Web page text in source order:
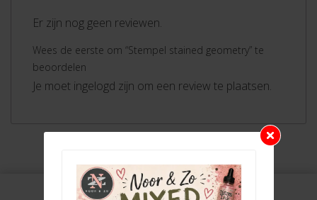
Er zijn nog geen reviewen.
Wees de eerste om “Stempel stained geometry” te
beoordelen
Je moet ingelogd zijn om een review te plaatsen.